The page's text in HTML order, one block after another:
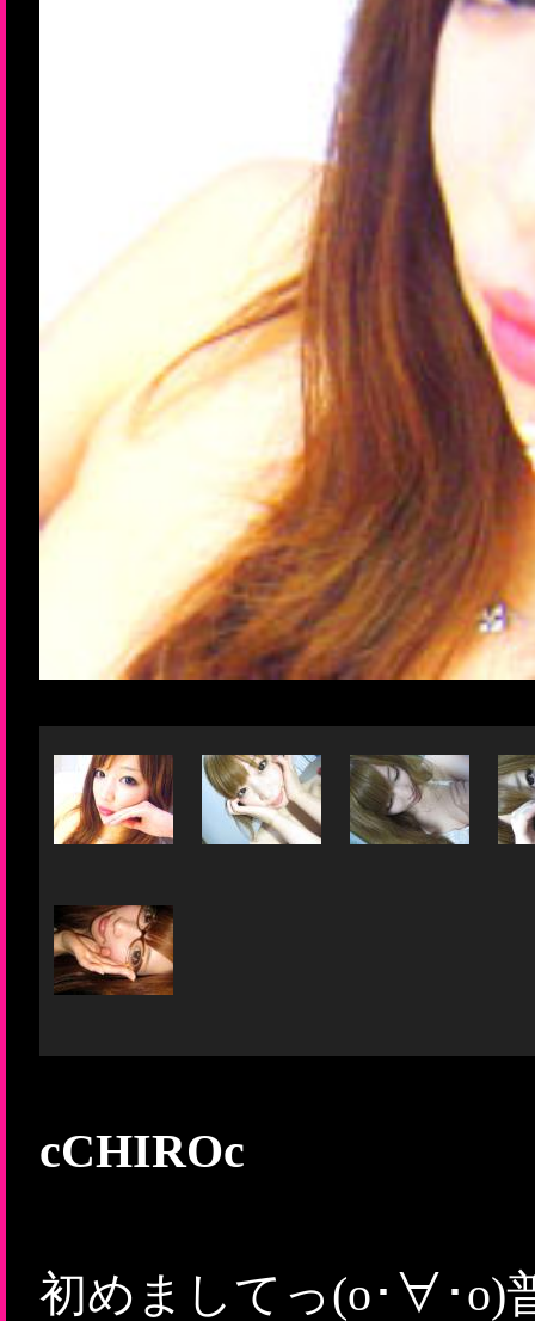
cCHIROc
初めましてっ(o･∀･o)